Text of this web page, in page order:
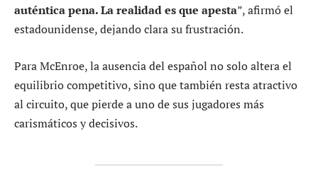
auténtica pena. La realidad es que apesta”, afirmó el
estadounidense, dejando clara su frustración.
Para McEnroe, la ausencia del español no solo altera el
equilibrio competitivo, sino que también resta atractivo
al circuito, que pierde a uno de sus jugadores más
carismáticos y decisivos.